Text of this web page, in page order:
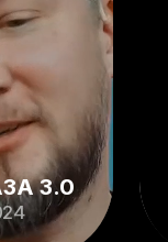
3.0